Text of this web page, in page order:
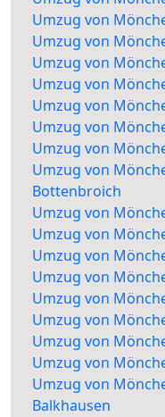
Umzug von
Umzug von
Umzug von
Umzug von
Umzug von
Umzug von
Umzug von
Umzug von
Bottenbroich
Umzug von
Umzug von
Umzug von
Umzug von
Umzug von
Umzug von
Umzug von
Umzug von
Umzug von
Balkhausen